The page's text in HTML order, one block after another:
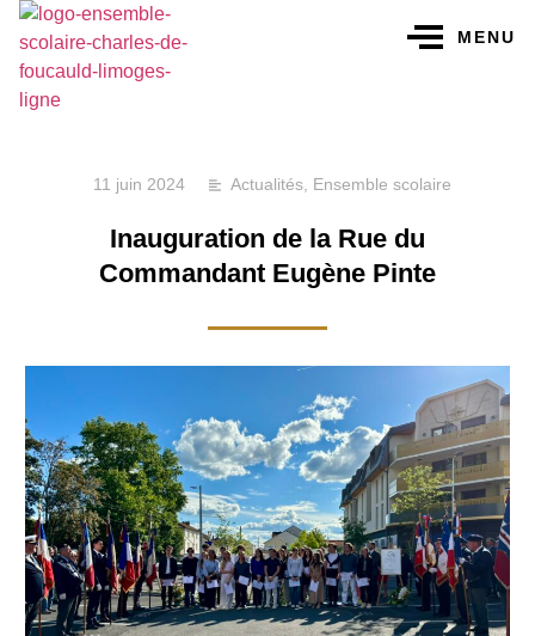
MENU
11 juin 2024 Actualités Ensemble scolaire
Inauguration de la Rue du
Commandant Eugène Pinte